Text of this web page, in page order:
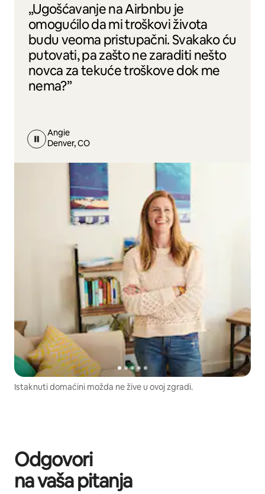
„Ugošćavanje na Airbnbu je
omogućilo da mi troškovi života
budu veoma pristupačni. Svakako ću
putovati, pa zašto ne zaraditi nešto
novca za tekuće troškove dok me
nema?”
Angie
Denver, CO
Istaknuti domaćini možda ne žive u ovoj zgradi.
Odgovori
na vaša pitanja